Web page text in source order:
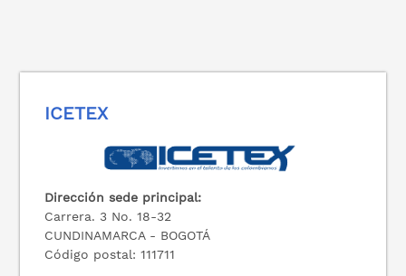
ICETEX
Dirección sede principal:
Carrera. 3 No. 18-32
CUNDINAMARCA - BOGOTÁ
Código postal: 111711